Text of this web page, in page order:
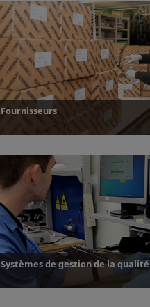
Fournisseurs
Plus d’informations
Systèmes de gestion de la qualité